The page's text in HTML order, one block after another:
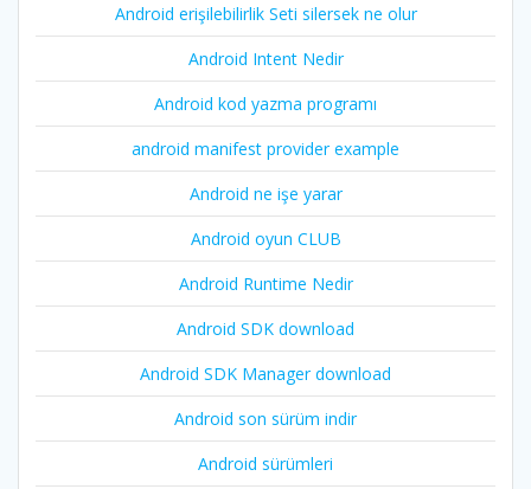
Android erişilebilirlik Seti silersek ne olur
Android Intent Nedir
Android kod yazma programı
android manifest provider example
Android ne işe yarar
Android oyun CLUB
Android Runtime Nedir
Android SDK download
Android SDK Manager download
Android son sürüm indir
Android sürümleri